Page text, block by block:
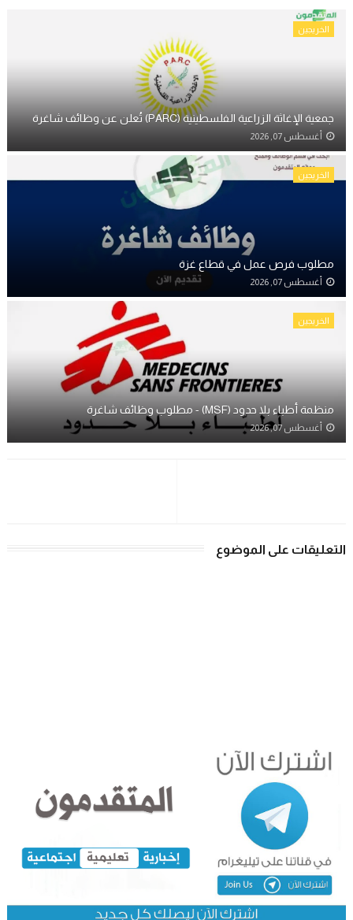
الخريجين
جمعية الإغاثة الزراعية الفلسطينية (PARC) تُعلن عن وظائف شاغرة
أغسطس 07, 2026
الخريجين
مطلوب فرص عمل في قطاع غزة
أغسطس 07, 2026
الخريجين
منظمة أطباء بلا حدود (MSF) - مطلوب وظائف شاغرة
أغسطس 07, 2026
التعليقات على الموضوع